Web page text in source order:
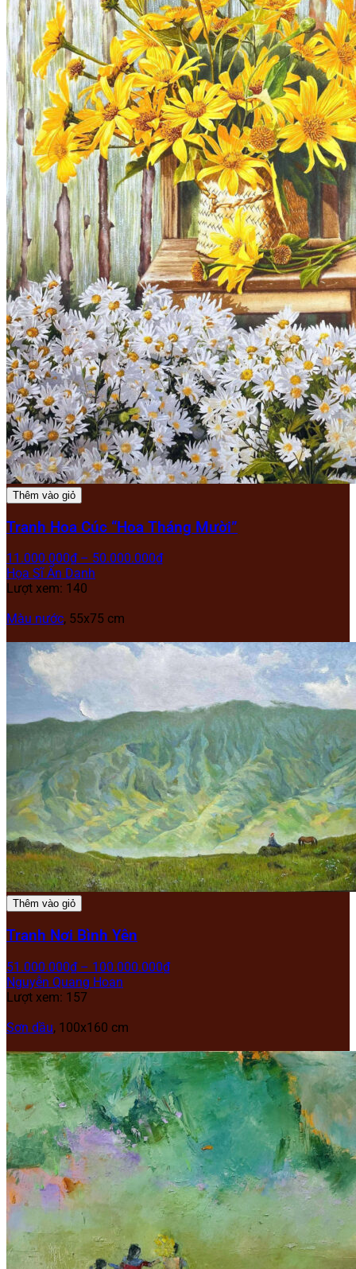
Thêm vào giỏ
Tranh Hoa Cúc “Hoa Tháng Mười”
11.000.000₫ – 50.000.000₫
Họa Sĩ Ẩn Danh
Lượt xem: 140
Màu nước, 55x75 cm
Thêm vào giỏ
Tranh Nơi Bình Yên
51.000.000₫ – 100.000.000₫
Nguyễn Quang Hoan
Lượt xem: 157
Sơn dầu, 100x160 cm